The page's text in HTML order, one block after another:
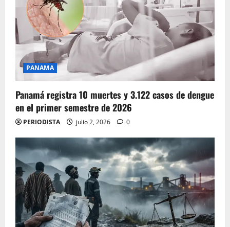
PANAMA
Panamá registra 10 muertes y 3.122 casos de dengue
en el primer semestre de 2026
PERIODISTA julio 2, 2026 0